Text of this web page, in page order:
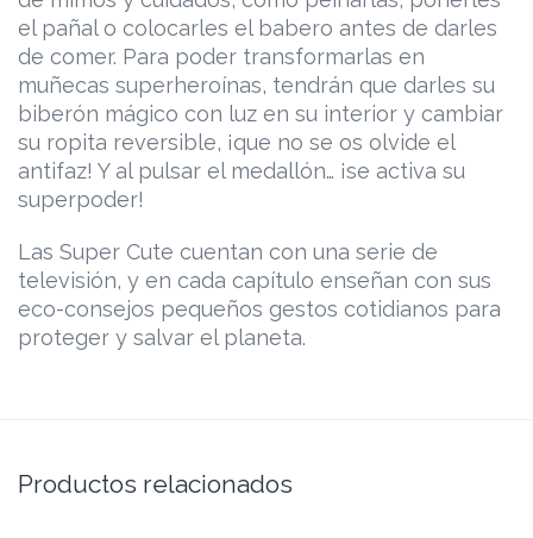
el pañal o colocarles el babero antes de darles
de comer. Para poder transformarlas en
muñecas superheroínas, tendrán que darles su
biberón mágico con luz en su interior y cambiar
su ropita reversible, ¡que no se os olvide el
antifaz! Y al pulsar el medallón… ¡se activa su
superpoder!
Las Super Cute cuentan con una serie de
televisión, y en cada capítulo enseñan con sus
eco-consejos pequeños gestos cotidianos para
proteger y salvar el planeta.
Productos relacionados